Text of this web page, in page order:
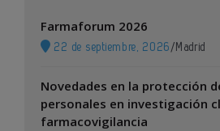
Farmaforum 2026
22 de septiembre, 2026 / Madrid
Novedades en la protección
personales en investigación
farmacovigilancia